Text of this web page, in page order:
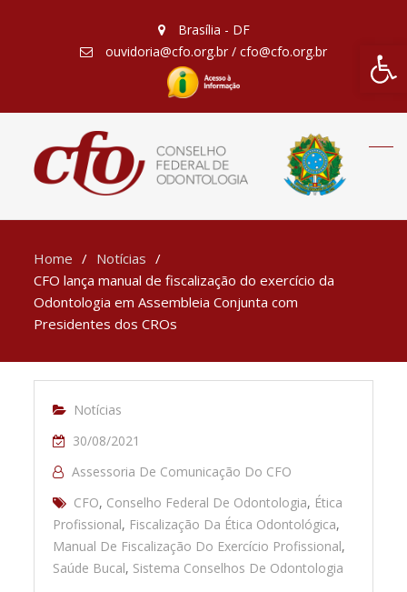
Barra
Brasília - DF
ouvidoria@cfo.org.br / cfo@cfo.org.br
Home
Notícias
CFO lança manual de fiscalização do exercício da
Odontologia em Assembleia Conjunta com
Presidentes dos CROs
Notícias
30/08/2021
Assessoria De Comunicação Do CFO
CFO, Conselho Federal De Odontologia, Ética
Profissional, Fiscalização Da Ética Odontológica,
Manual De Fiscalização Do Exercício Profissional,
Saúde Bucal, Sistema Conselhos De Odontologia